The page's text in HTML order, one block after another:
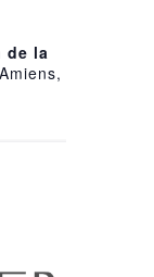
de la